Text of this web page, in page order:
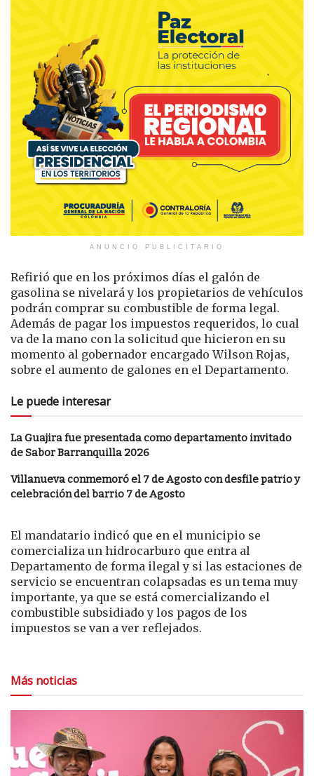
ANUNCIO PUBLICITARIO
Refirió que en los próximos días el galón de
gasolina se nivelará y los propietarios de vehículos
podrán comprar su combustible de forma legal.
Además de pagar los impuestos requeridos, lo cual
va de la mano con la solicitud que hicieron en su
momento al gobernador encargado Wilson Rojas,
sobre el aumento de galones en el Departamento.
Le puede interesar
La Guajira fue presentada como departamento invitado
de Sabor Barranquilla 2026
Villanueva conmemoró el 7 de Agosto con desfile patrio y
celebración del barrio 7 de Agosto
El mandatario indicó que en el municipio se
comercializa un hidrocarburo que entra al
Departamento de forma ilegal y si las estaciones de
servicio se encuentran colapsadas es un tema muy
importante, ya que se está comercializando el
combustible subsidiado y los pagos de los
impuestos se van a ver reflejados.
Más noticias